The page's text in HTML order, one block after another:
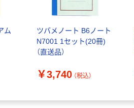
ム
ツバメノート B6ノート
N7001 1セット(20冊)
（直送品）
￥3,740 （税込）